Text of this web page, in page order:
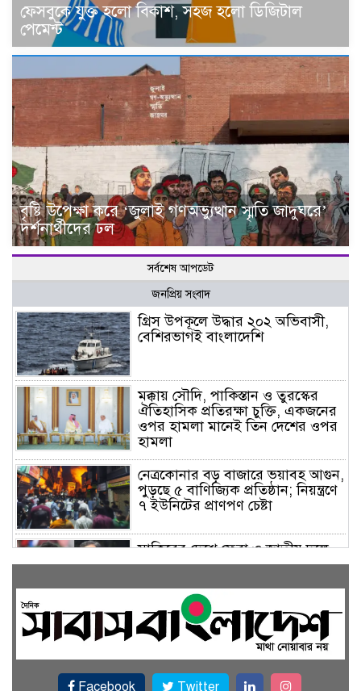
ফেসবুকে যুক্ত হলো বিকাশ, সহজ হলো ডিজিটাল
পেমেন্ট
বৃষ্টি উপেক্ষা করে ‘জুলাই গণঅভ্যুত্থান স্মৃতি জাদুঘরে’
দর্শনার্থীদের ঢল
সর্বশেষ আপডেট
জনপ্রিয় সংবাদ
গ্রিস উপকূলে উদ্ধার ২০২ অভিবাসী,
বেশিরভাগই বাংলাদেশি
মক্কায় সৌদি, পাকিস্তান ও তুরস্কের
ঐতিহাসিক প্রতিরক্ষা চুক্তি, একজনের
ওপর হামলা মানেই তিন দেশের ওপর
হামলা
নেত্রকোনার বড় বাজারে ভয়াবহ আগুন,
পুড়ছে ৫ বাণিজ্যিক প্রতিষ্ঠান; নিয়ন্ত্রণে
৭ ইউনিটের প্রাণপণ চেষ্টা
সাকিবের দেশে ফেরা ও জাতীয় দলে
ফেরার সম্ভাবনা নেই, ইঙ্গিত ক্রীড়া
ফেসবুকে যুক্ত হলো বিকাশ, সহজ
হলো ডিজিটাল পেমেন্ট
Facebook
Twitter